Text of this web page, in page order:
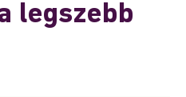
legszebb